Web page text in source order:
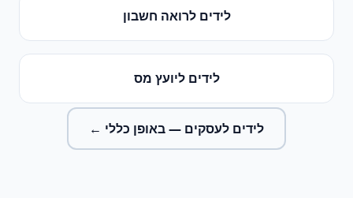
לידים לרואה חשבון
לידים ליועץ מס
לידים לעסקים — באופן כללי ←